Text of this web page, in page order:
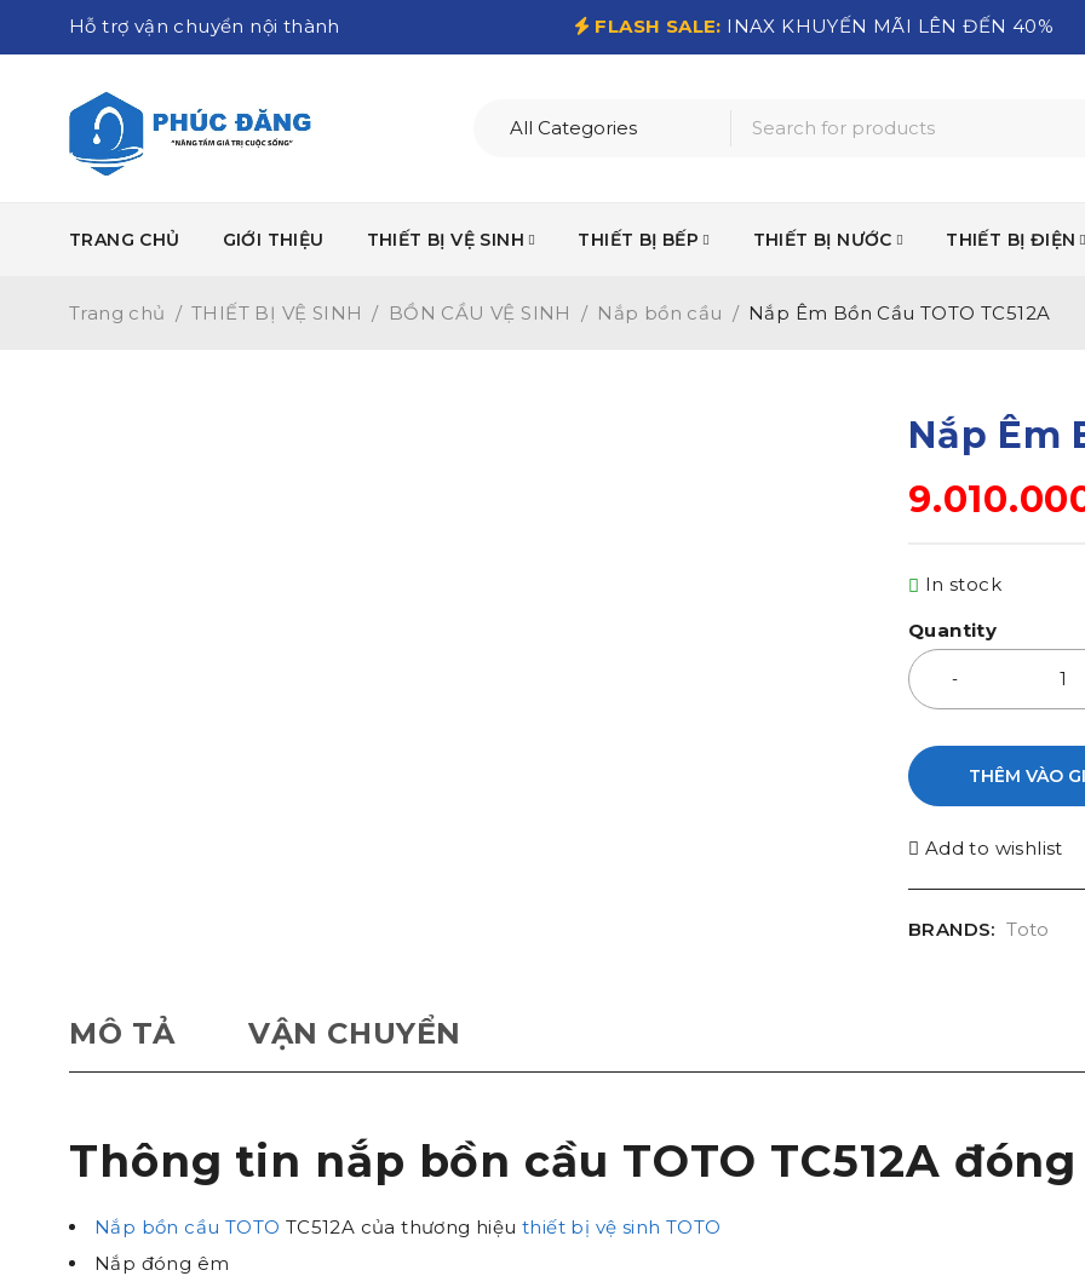
Hỗ trợ vận chuyển nội thành FLASH SALE: INAX KHUYẾN MÃI LÊN ĐẾN 40%
TRANG CHỦ GIỚI THIỆU THIẾT BỊ VỆ SINH THIẾT BỊ BẾP THIẾT BỊ NƯỚC THIẾT BỊ ĐIỆN
Trang chủ / THIẾT BỊ VỆ SINH / BỒN CẦU VỆ SINH / Nắp bồn cầu / Nắp Êm Bồn Cầu TOTO TC512A
Nắp Êm
In stock
Quantity
THÊM VÀO
Add to wishlist
BRANDS: Toto
MÔ TẢ VẬN CHUYỂN
Thông tin nắp bồn cầu TOTO TC512A
Nắp bồn cầu TOTO TC512A của thương hiệuthiết bị vệ sinh TOTO
Nắp đóng êm